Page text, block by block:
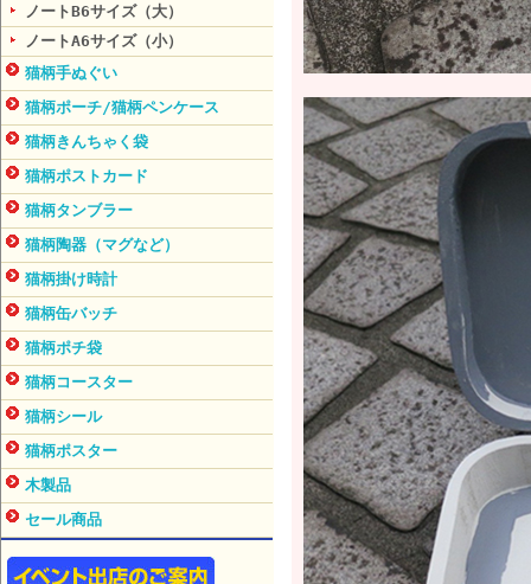
ノートB6サイズ（大）
ノートA6サイズ（小）
猫柄手ぬぐい
猫柄ポーチ/猫柄ペンケース
猫柄きんちゃく袋
猫柄ポストカード
猫柄タンブラー
猫柄陶器（マグなど）
猫柄掛け時計
猫柄缶バッチ
猫柄ポチ袋
猫柄コースター
猫柄シール
猫柄ポスター
木製品
セール商品